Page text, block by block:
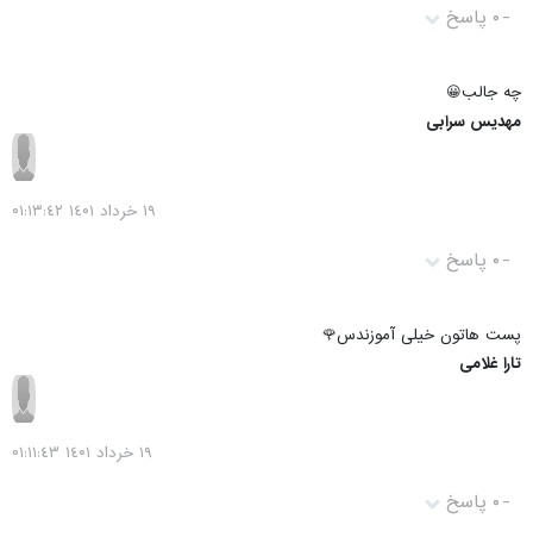
-۰ پاسخ
چه جالب😀
مهدیس سرابی
١٩ خرداد ١٤۰١ ۰١:١٣:٤٢
-۰ پاسخ
پست هاتون خیلی آموزندس🌹
تارا غلامی
١٩ خرداد ١٤۰١ ۰١:١١:٤٣
-۰ پاسخ